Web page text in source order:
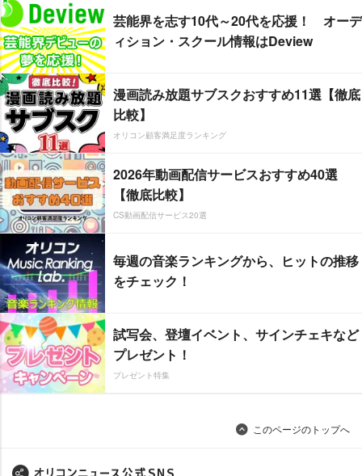
芸能界を志す10代～20代を応援！ オーデ
ィション・スクール情報はDeview
漫画読み放題サブスクおすすめ11選【徹底
比較】
オリコン顧客満足度ランキング
2026年動画配信サービスおすすめ40選
【徹底比較】
CS動画配信サービス20選
毎週の音楽ランキングから、ヒットの推移
をチェック！
試写会、登壇イベント、サインチェキなど
プレゼント！
プレゼント特集
このページのトップへ